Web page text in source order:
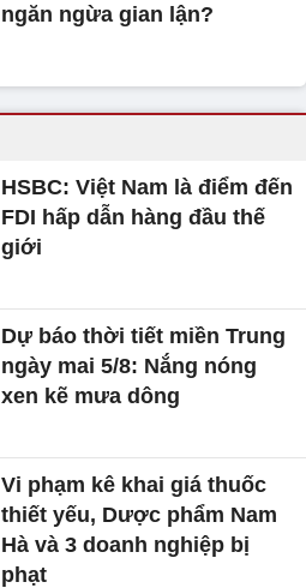
ngăn ngừa gian lận?
HSBC: Việt Nam là điểm đến
FDI hấp dẫn hàng đầu thế
giới
Dự báo thời tiết miền Trung
ngày mai 5/8: Nắng nóng
xen kẽ mưa dông
Vi phạm kê khai giá thuốc
thiết yếu, Dược phẩm Nam
Hà và 3 doanh nghiệp bị
phạt